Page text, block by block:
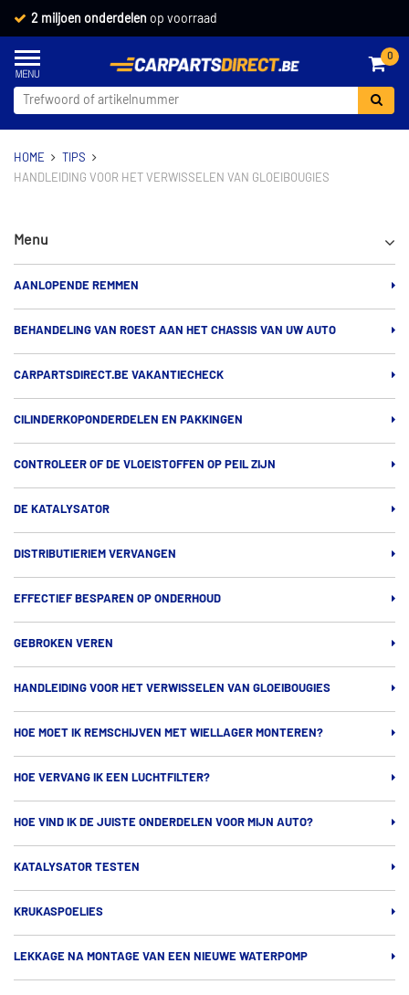
2 miljoen onderdelen op voorraad
0
HOME
TIPS
HANDLEIDING VOOR HET VERWISSELEN VAN GLOEIBOUGIES
Menu
AANLOPENDE REMMEN
BEHANDELING VAN ROEST AAN HET CHASSIS VAN UW AUTO
CARPARTSDIRECT.BE VAKANTIECHECK
CILINDERKOPONDERDELEN EN PAKKINGEN
CONTROLEER OF DE VLOEISTOFFEN OP PEIL ZIJN
DE KATALYSATOR
DISTRIBUTIERIEM VERVANGEN
EFFECTIEF BESPAREN OP ONDERHOUD
GEBROKEN VEREN
HANDLEIDING VOOR HET VERWISSELEN VAN GLOEIBOUGIES
HOE MOET IK REMSCHIJVEN MET WIELLAGER MONTEREN?
HOE VERVANG IK EEN LUCHTFILTER?
HOE VIND IK DE JUISTE ONDERDELEN VOOR MIJN AUTO?
KATALYSATOR TESTEN
KRUKASPOELIES
LEKKAGE NA MONTAGE VAN EEN NIEUWE WATERPOMP